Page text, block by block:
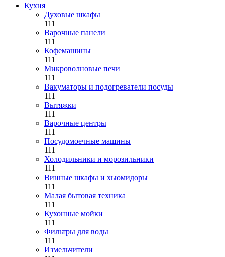
Кухня
Духовые шкафы
111
Варочные панели
111
Кофемашины
111
Микроволновые печи
111
Вакуматоры и подогреватели посуды
111
Вытяжки
111
Варочные центры
111
Посудомоечные машины
111
Холодильники и морозильники
111
Винные шкафы и хьюмидоры
111
Малая бытовая техника
111
Кухонные мойки
111
Фильтры для воды
111
Измельчители